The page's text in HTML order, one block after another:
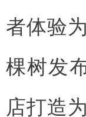
者体验
棵树发
店打造